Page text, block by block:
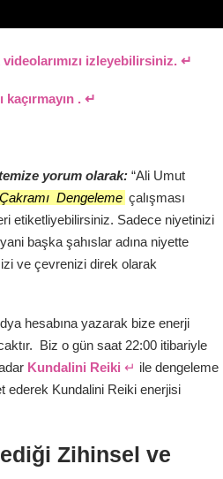
izleyebilirsiniz. ↵
kaçırmayın . ↵
yorum olarak: “Ali Umut
Dengeleme çalışması
etiketliyebilirsiniz. Sadece niyetinizi
başka şahıslar adına niyette
ve çevrenizi direk olarak
hesabına yazarak bize enerji
Biz o gün saat 22:00 itibariyle
Kundalini Reiki ↵ ile dengeleme
ederek Kundalini Reiki enerjisi
Zihinsel ve